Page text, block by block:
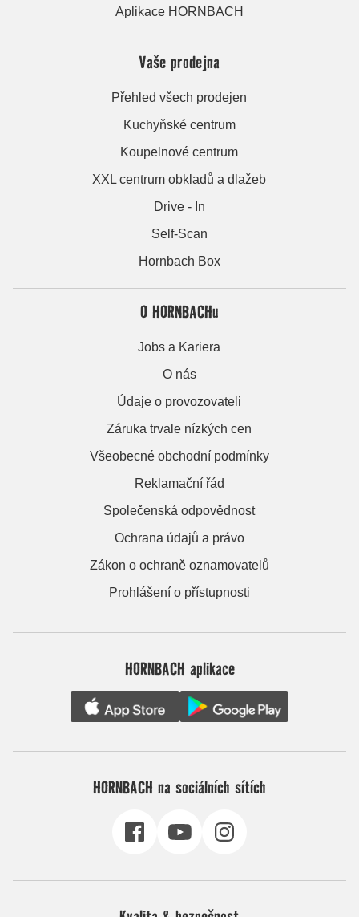
Aplikace HORNBACH
Vaše prodejna
Přehled všech prodejen
Kuchyňské centrum
Koupelnové centrum
XXL centrum obkladů a dlažeb
Drive - In
Self-Scan
Hornbach Box
O HORNBACHu
Jobs a Kariera
O nás
Údaje o provozovateli
Záruka trvale nízkých cen
Všeobecné obchodní podmínky
Reklamační řád
Společenská odpovědnost
Ochrana údajů a právo
Zákon o ochraně oznamovatelů
Prohlášení o přístupnosti
HORNBACH aplikace
HORNBACH na sociálních sítích